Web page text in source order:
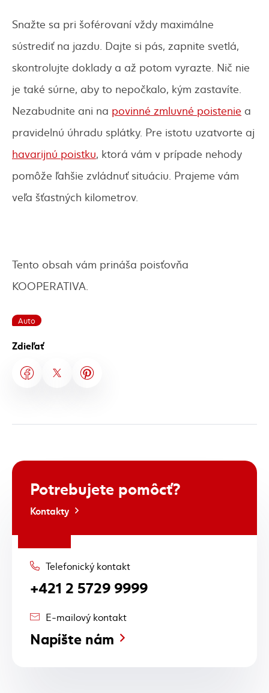
Zdieľať
Snažte sa pri šoférovaní vždy maximálne
sústrediť na jazdu. Dajte si pás, zapnite svetlá,
skontrolujte doklady a až potom vyrazte. Nič nie
je také súrne, aby to nepočkalo, kým zastavíte.
Nezabudnite ani na povinné zmluvné poistenie a
pravidelnú úhradu splátky. Pre istotu uzatvorte aj
havarijnú poistku, ktorá vám v prípade nehody
pomôže ľahšie zvládnuť situáciu. Prajeme vám
veľa šťastných kilometrov.
Tento obsah vám prináša poisťovňa
KOOPERATIVA.
Auto
Potrebujete pomôcť?
Kontakty
Telefonický kontakt
+421 2 5729 9999
E-mailový kontakt
Napíšte nám